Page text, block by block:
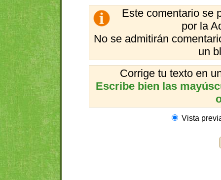
Este comentario se
por la
No se admitirán
un
Corrige tu texto en
Escribe bien las
Vista